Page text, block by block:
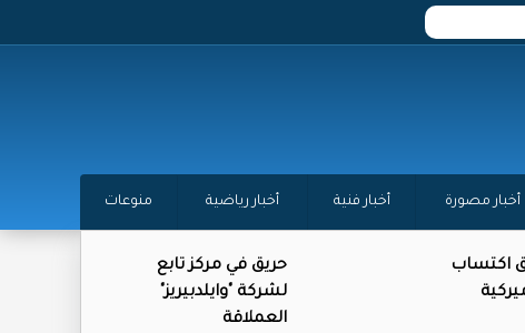
أخبار مصورة أخبار فنية أخبار رياضية منوعات
اكتساب
حريق في مركز تابع
لشركة "وايلدبيريز"
العملاقة